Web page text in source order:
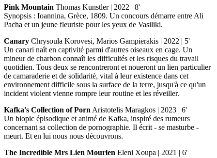
Pink Mountain Thomas Kunstler | 2022 | 8'
Synopsis : Ioannina, Grèce, 1809. Un concours démarre entre Ali
Pacha et un jeune fleuriste pour les yeux de Vasiliki.
Canary Chrysoula Korovesi, Marios Gampierakis | 2022 | 5'
Un canari naît en captivité parmi d'autres oiseaux en cage. Un
mineur de charbon connaît les difficultés et les risques du travail
quotidien. Tous deux se rencontreront et noueront un lien particulier
de camaraderie et de solidarité, vital à leur existence dans cet
environnement difficile sous la surface de la terre, jusqu'à ce qu'un
incident violent vienne rompre leur routine et les réveiller.
Kafka's Collection of Porn Aristotelis Maragkos | 2023 | 6'
Un biopic épisodique et animé de Kafka, inspiré des rumeurs
concernant sa collection de pornographie. Il écrit - se masturbe -
meurt. Et en lui nous nous découvrons.
The Incredible Mrs Lien Mourlen Eleni Xoupa | 2021 | 6'